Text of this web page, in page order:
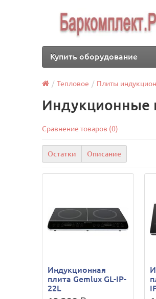
Купить оборудование
Тепловое Плиты
Индукционные
Сравнение товаров (0)
Остатки Описание
Индукционная
плита Gemlux GL-IP-
22L